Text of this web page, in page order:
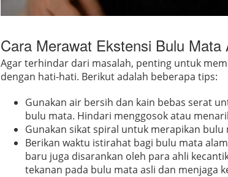
Cara Merawat Ekstensi Bulu Mata
Agar terhindar dari masalah, penting untuk
dengan hati-hati. Berikut adalah beberapa tips:
Gunakan air bersih dan kain bebas serat
bulu mata. Hindari menggosok atau
Gunakan sikat spiral untuk merapikan
Berikan waktu istirahat bagi bulu mata
baru juga disarankan oleh para ahli
tekanan pada bulu mata asli dan menjaga